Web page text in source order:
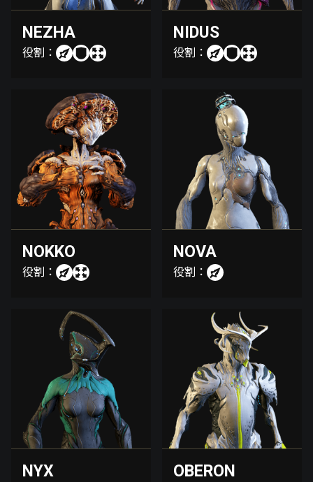
NEZHA
役割：
NIDUS
役割：
NOKKO
役割：
NOVA
役割：
NYX OBERON